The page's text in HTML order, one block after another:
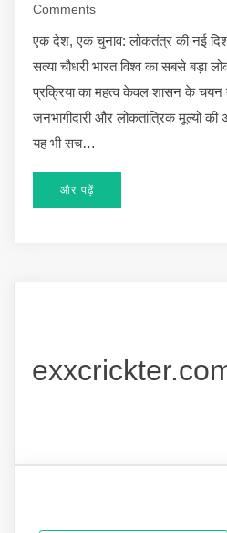
Comments
एक देश, एक चुनाव: लोकतंत्र की नई
सत्या चौधरी भारत विश्व का सबसे बड़ा
प्रक्रिया का महत्व केवल शासन के चयन
जनभागीदारी और लोकतांत्रिक मूल्यों
यह भी सच…
और पढ़ें